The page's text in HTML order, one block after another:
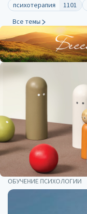
психотерапия
1101
Все темы
ОБУЧЕНИЕ ПСИХОЛОГИИ